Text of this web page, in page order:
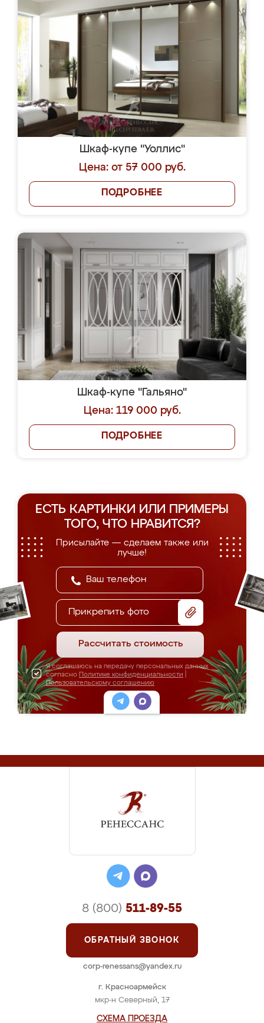
Шкаф-купе "Уоллис"
Цена: от 57 000 руб.
ПОДРОБНЕЕ
Шкаф-купе "Гальяно"
Цена: 119 000 руб.
ПОДРОБНЕЕ
ЕСТЬ КАРТИНКИ ИЛИ ПРИМЕРЫ
ТОГО, ЧТО НРАВИТСЯ?
Присылайте — сделаем также или
лучше!
Прикрепить фото
Рассчитать стоимость
Я соглашаюсь на передачу персональных данных
согласно Политике конфиденциальности
Пользовательскому соглашению
г. Красноармейск
мкр-н Северный, 17
СХЕМА ПРОЕЗДА
8 (800) 511-89-55
ОБРАТНЫЙ ЗВОНОК
corp-renessans@yandex.ru